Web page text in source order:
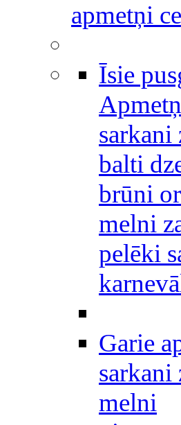
apmetņi
Īsie
sarkani
balti
brūni
melni
pelēki
Garie
sarkani
melni